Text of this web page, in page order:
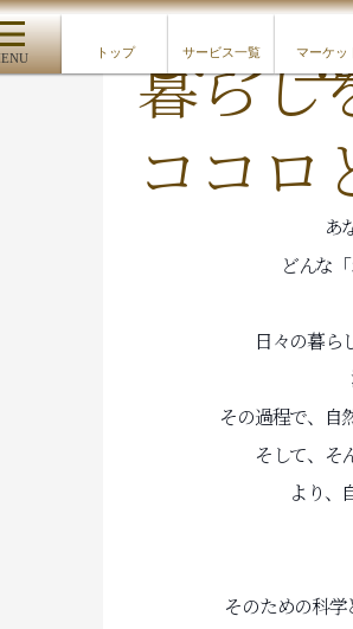
トップ サービス一覧 マーケッ
暮らし
ココロ
より
あ
どんな
日々の暮ら
その過程で、自
そして、そ
より、
そのための科学